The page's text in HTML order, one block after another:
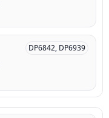
DP6842, DP6939